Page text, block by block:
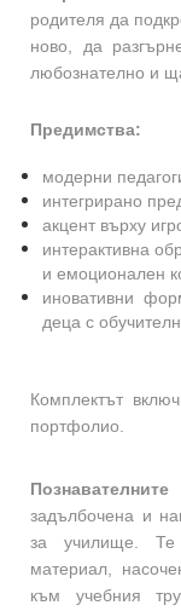
родителя да
ново, да
любознателно и
Предимства:
модерни
интегрирано
акцент върху
интерактивна
и емоционален
иновативни
деца с
Комплектът
портфолио.
задълбочена и
за училище. Те
материал,
към учебния